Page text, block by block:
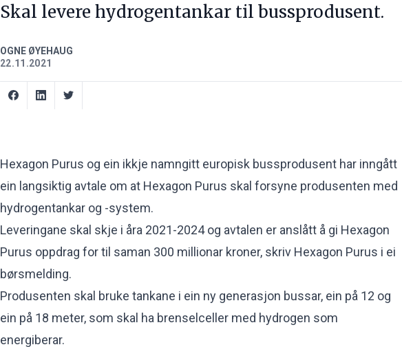
Skal levere hydrogentankar til bussprodusent.
OGNE ØYEHAUG
22.11.2021
Hexagon Purus og ein ikkje namngitt europisk bussprodusent har inngått
ein langsiktig avtale om at Hexagon Purus skal forsyne produsenten med
hydrogentankar og -system.
Leveringane skal skje i åra 2021-2024 og avtalen er anslått å gi Hexagon
Purus oppdrag for til saman 300 millionar kroner, skriv Hexagon Purus i ei
børsmelding.
Produsenten skal bruke tankane i ein ny generasjon bussar, ein på 12 og
ein på 18 meter, som skal ha brenselceller med hydrogen som
energiberar.